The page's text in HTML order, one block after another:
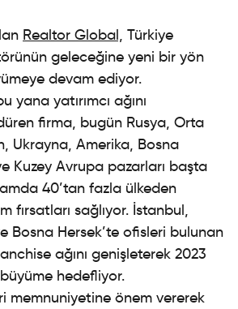
Realtor Global, Türkiye
geleceğine yeni bir yön
devam ediyor.
yana yatırımcı ağını
firma, bugün Rusya, Orta
Ukrayna, Amerika, Bosna
Kuzey Avrupa pazarları başta
40’tan fazla ülkeden
fırsatları sağlıyor. İstanbul,
Bosna Hersek’te ofisleri bulunan
ağını genişleterek 2023
hedefliyor.
memnuniyetine önem vererek